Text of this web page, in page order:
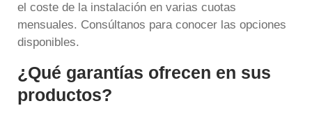
el coste de la instalación en varias cuotas
mensuales. Consúltanos para conocer las opciones
disponibles.
¿Qué garantías ofrecen en sus
productos?